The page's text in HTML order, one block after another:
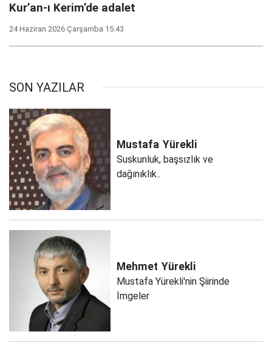
Kur’an-ı Kerim’de adalet
24 Haziran 2026 Çarşamba 15:43
SON YAZILAR
Mustafa Yürekli
Suskunluk, başsızlık ve
dağınıklık..
Mehmet Yürekli
Mustafa Yürekli'nin Şiirinde
İmgeler